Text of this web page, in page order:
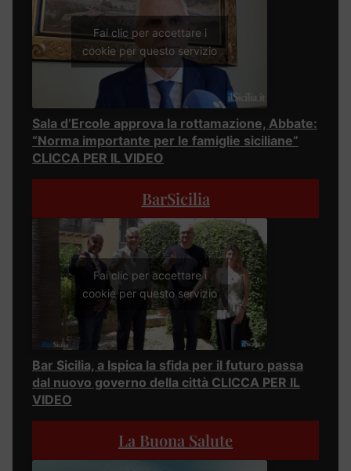
Fai clic per accettare i
cookie per questo servizio
Sala d’Ercole approva la rottamazione, Abbate:
“Norma importante per le famiglie siciliane”
CLICCA PER IL VIDEO
BarSicilia
Fai clic per accettare i
cookie per questo servizio
Bar Sicilia, a Ispica la sfida per il futuro passa
dal nuovo governo della città CLICCA PER IL
VIDEO
La Buona Salute